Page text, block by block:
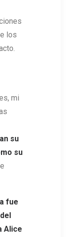
los
mi
su
su
fue
Alice